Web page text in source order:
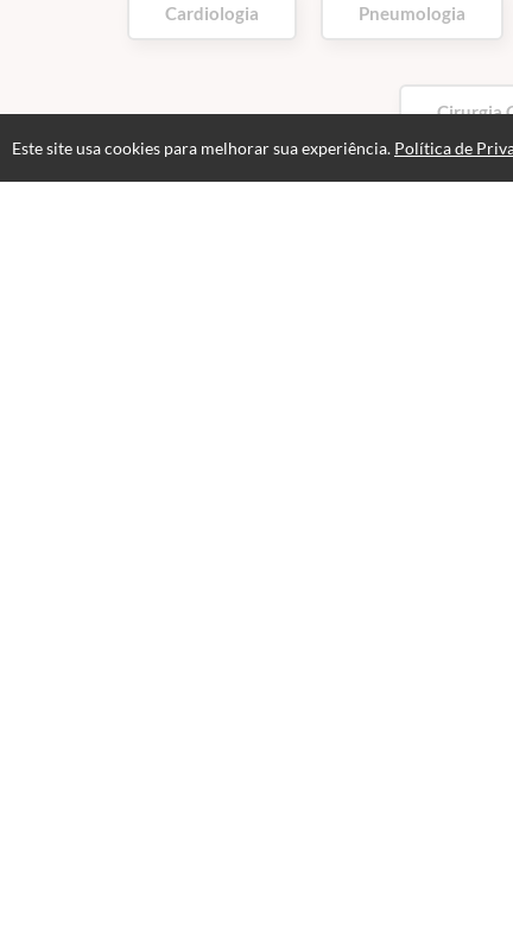
Cardiologia Pneumologia
Cirurgia
Este site usa cookies para melhorar sua experiência. Política de